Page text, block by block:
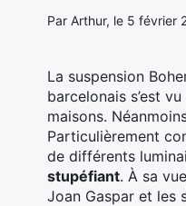
Par Arthur, le 5 février
La suspension
barcelonais s’est
maisons.
Particulièrement
de différents
stupéfiant. À sa
Joan Gaspar et les